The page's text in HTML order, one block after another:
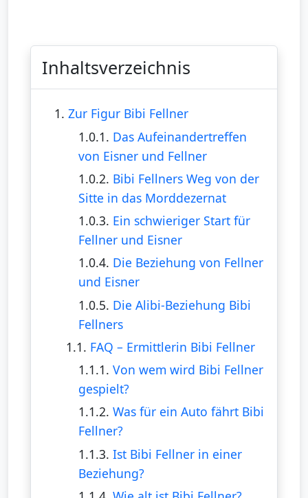
Inhaltsverzeichnis
1. Zur Figur Bibi Fellner
1.0.1. Das Aufeinandertreffen
von Eisner und Fellner
1.0.2. Bibi Fellners Weg von der
Sitte in das Morddezernat
1.0.3. Ein schwieriger Start für
Fellner und Eisner
1.0.4. Die Beziehung von Fellner
und Eisner
1.0.5. Die Alibi-Beziehung Bibi
Fellners
1.1. FAQ – Ermittlerin Bibi Fellner
1.1.1. Von wem wird Bibi Fellner
gespielt?
1.1.2. Was für ein Auto fährt Bibi
Fellner?
1.1.3. Ist Bibi Fellner in einer
Beziehung?